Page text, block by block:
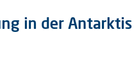
in der Antarktis